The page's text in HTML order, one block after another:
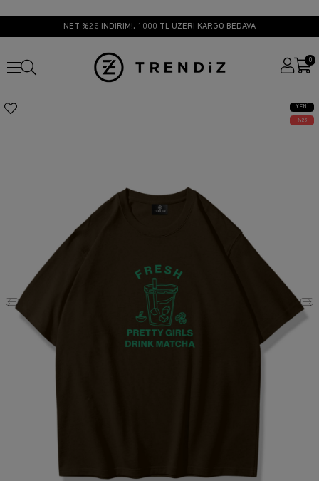
NET %25 İNDİRİM!, 1000 TL ÜZERİ KARGO BEDAVA
0
YENI
ÜRÜN
25